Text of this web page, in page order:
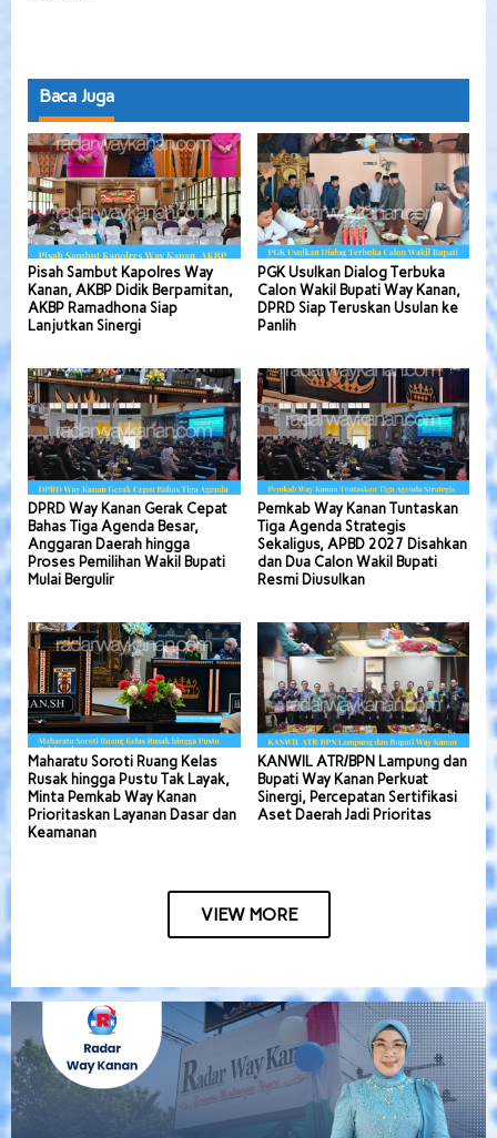
Baca Juga
Pisah Sambut Kapolres Way
Kanan, AKBP Didik Berpamitan,
AKBP Ramadhona Siap
Lanjutkan Sinergi
PGK Usulkan Dialog Terbuka
Calon Wakil Bupati Way Kanan,
DPRD Siap Teruskan Usulan ke
Panlih
DPRD Way Kanan Gerak Cepat
Bahas Tiga Agenda Besar,
Anggaran Daerah hingga
Proses Pemilihan Wakil Bupati
Mulai Bergulir
Pemkab Way Kanan Tuntaskan
Tiga Agenda Strategis
Sekaligus, APBD 2027 Disahkan
dan Dua Calon Wakil Bupati
Resmi Diusulkan
Maharatu Soroti Ruang Kelas
Rusak hingga Pustu Tak Layak,
Minta Pemkab Way Kanan
Prioritaskan Layanan Dasar dan
Keamanan
KANWIL ATR/BPN Lampung dan
Bupati Way Kanan Perkuat
Sinergi, Percepatan Sertifikasi
Aset Daerah Jadi Prioritas
VIEW MORE